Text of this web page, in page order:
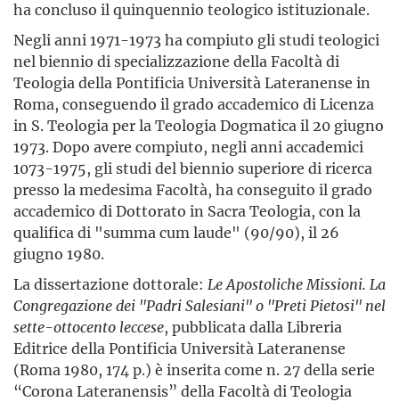
ha concluso il quinquennio teologico istituzionale.
Negli anni 1971-1973 ha compiuto gli studi teologici
nel biennio di specializzazione della Facoltà di
Teologia della Pontificia Università Lateranense in
Roma, conseguendo il grado accademico di Licenza
in S. Teologia per la Teologia Dogmatica il 20 giugno
1973. Dopo avere compiuto, negli anni accademici
1073-1975, gli studi del biennio superiore di ricerca
presso la medesima Facoltà, ha conseguito il grado
accademico di Dottorato in Sacra Teologia, con la
qualifica di "summa cum laude" (90/90), il 26
giugno 1980.
La dissertazione dottorale: Le Apostoliche Missioni. La
Congregazione dei "Padri Salesiani" o "Preti Pietosi" nel
sette-ottocento leccese, pubblicata dalla Libreria
Editrice della Pontificia Università Lateranense
(Roma 1980, 174 p.) è inserita come n. 27 della serie
“Corona Lateranensis” della Facoltà di Teologia